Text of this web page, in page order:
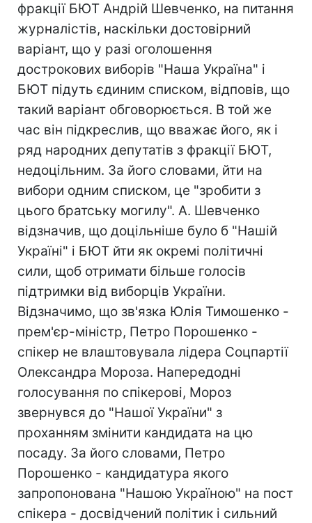
фракції БЮТ Андрій Шевченко, на питання
журналістів, наскільки достовірний
варіант, що у разі оголошення
дострокових виборів "Наша Україна" і
БЮТ підуть єдиним списком, відповів, що
такий варіант обговорюється. В той же
час він підкреслив, що вважає його, як і
ряд народних депутатів з фракції БЮТ,
недоцільним. За його словами, йти на
вибори одним списком, це "зробити з
цього братську могилу". А. Шевченко
відзначив, що доцільніше було б "Нашій
Україні" і БЮТ йти як окремі політичні
сили, щоб отримати більше голосів
підтримки від виборців України.
Відзначимо, що зв'язка Юлія Тимошенко -
прем'єр-міністр, Петро Порошенко -
спікер не влаштовувала лідера Соцпартії
Олександра Мороза. Напередодні
голосування по спікерові, Мороз
звернувся до "Нашої України" з
проханням змінити кандидата на цю
посаду. За його словами, Петро
Порошенко - кандидатура якого
запропонована "Нашою Україною" на пост
спікера - досвідчений політик і сильний